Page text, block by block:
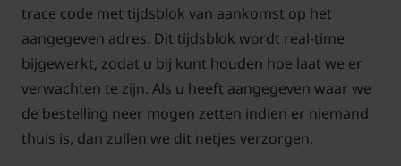
trace code met tijdsblok van aankomst op het
aangegeven adres. Dit tijdsblok wordt real-time
bijgewerkt, zodat u bij kunt houden hoe laat we er
verwachten te zijn. Als u heeft aangegeven waar we
de bestelling neer mogen zetten indien er niemand
thuis is, dan zullen we dit netjes verzorgen.